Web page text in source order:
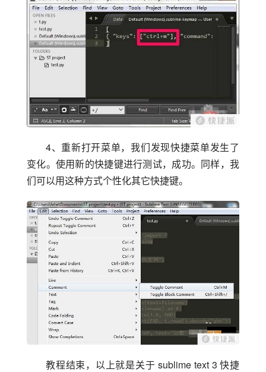
4、重新打开菜单，我们发现快捷菜单发生了
变化。使用新的快捷键进行测试，成功。同样，我
们可以用这种方式个性化其它快捷键。
教程结束，以上就是关于 sublime text 3 快捷